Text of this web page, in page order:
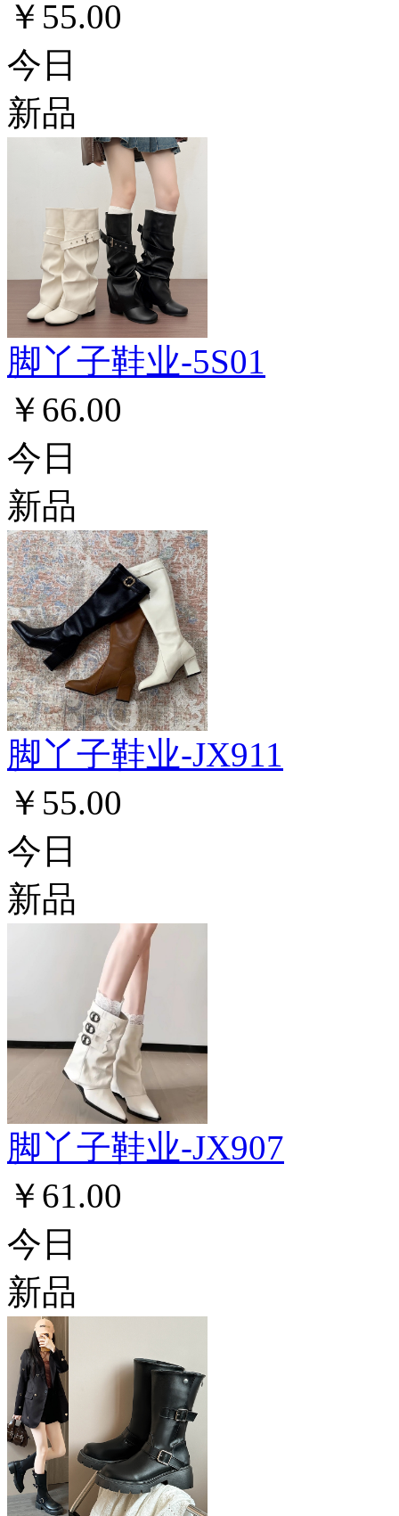
￥55.00
今日
新品
脚丫子鞋业-5S01
￥66.00
今日
新品
脚丫子鞋业-JX911
￥55.00
今日
新品
脚丫子鞋业-JX907
￥61.00
今日
新品